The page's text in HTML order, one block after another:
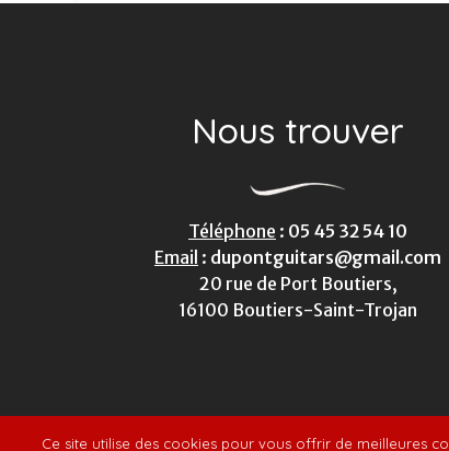
Nous trouver
Téléphone : 05 45 32 54 10
Email : dupontguitars@gmail.com
20 rue de Port Boutiers,
16100 Boutiers-Saint-Trojan
Ce site utilise des cookies pour vous offrir de meilleures